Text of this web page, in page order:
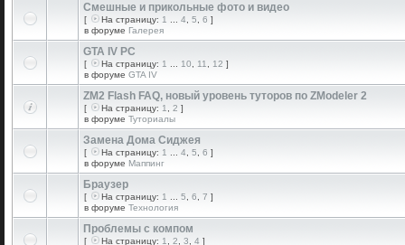
Смешные и прикольные фото и видео
[ На страницу: 1 4 5 6 ]
в форуме Галерея
GTA IV PC
[ На страницу: 1 10 11 12 ]
в форуме GTA IV
ZM2 Flash FAQ, новый уровень туторов по ZModeler 2
[ На страницу: 1 2 ]
в форуме Туториалы
Замена Дома Сиджея
[ На страницу: 1 4 5 6 ]
в форуме Маппинг
Браузер
[ На страницу: 1 5 6 7 ]
в форуме Технология
Проблемы с компом
[ На страницу: 1 2 3 4 ]